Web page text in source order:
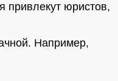
привлекут юристов,
Например,